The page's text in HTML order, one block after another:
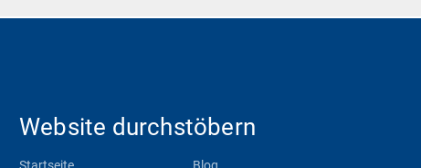
Website durchstöbern